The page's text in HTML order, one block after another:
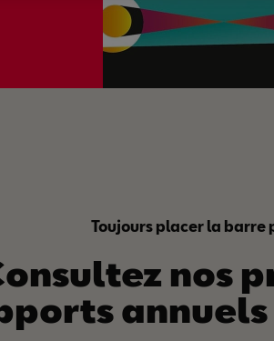
Toujours placer la barre
nos
annuels